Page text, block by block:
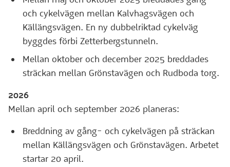
och cykelvägen mellan Kalvhagsvägen och
Källängsvägen. En ny dubbelriktad cykelväg
byggdes förbi Zetterbergstunneln.
Mellan oktober och december 2025 breddades
sträckan mellan Grönstavägen och Rudboda torg.
2026
Mellan april och september 2026 planeras:
Breddning av gång- och cykelvägen på sträckan
mellan Källängsvägen och Grönstavägen. Arbetet
startar 20 april.